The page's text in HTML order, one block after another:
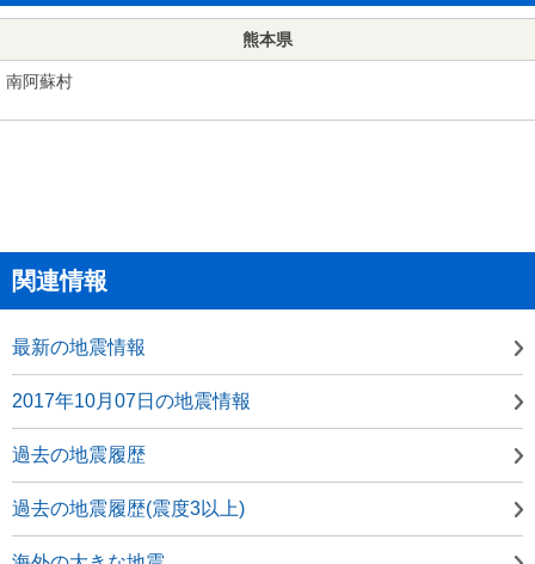
熊本県
南阿蘇村
関連情報
最新の地震情報
2017年10月07日の地震情報
過去の地震履歴
過去の地震履歴(震度3以上)